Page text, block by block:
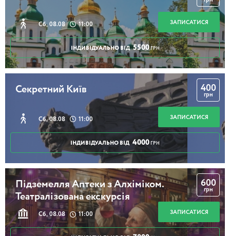
Сб, 08.08 11:00 ЗАПИСАТИСЯ
ІНДИВІДУАЛЬНО ВІД 5500 ГРН
Секретний Київ
Сб, 08.08 11:00
400
грн
ЗАПИСАТИСЯ
ІНДИВІДУАЛЬНО ВІД 4000 ГРН
Підземелля Аптеки з Алхіміком.
Театралізована екскурсія
Сб, 08.08 11:00
600
грн
ЗАПИСАТИСЯ